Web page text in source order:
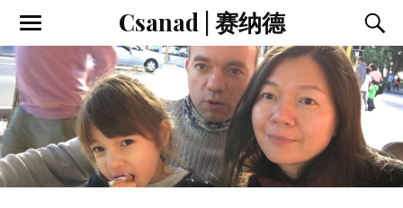
Csanad | 赛纳德